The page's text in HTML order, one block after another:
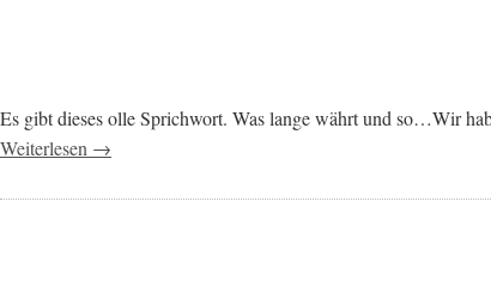
Es gibt dieses olle Sprichwort. Was lange währt und so…Wir
Weiterlesen →